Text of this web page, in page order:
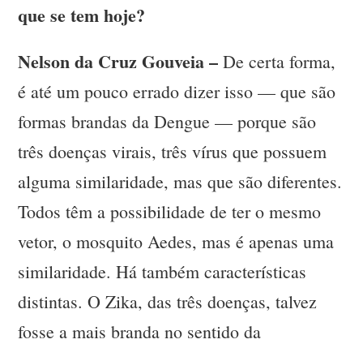
que se tem hoje?
Nelson da Cruz Gouveia –De certa forma,
é até um pouco errado dizer isso — que são
formas brandas da Dengue — porque são
três doenças virais, três vírus que possuem
alguma similaridade, mas que são diferentes.
Todos têm a possibilidade de ter o mesmo
vetor, o mosquito Aedes, mas é apenas uma
similaridade. Há também características
distintas. O Zika, das três doenças, talvez
fosse a mais branda no sentido da